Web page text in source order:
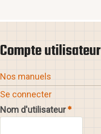
Compte utilisateur
Nos manuels
Se connecter
Nom d'utilisateur